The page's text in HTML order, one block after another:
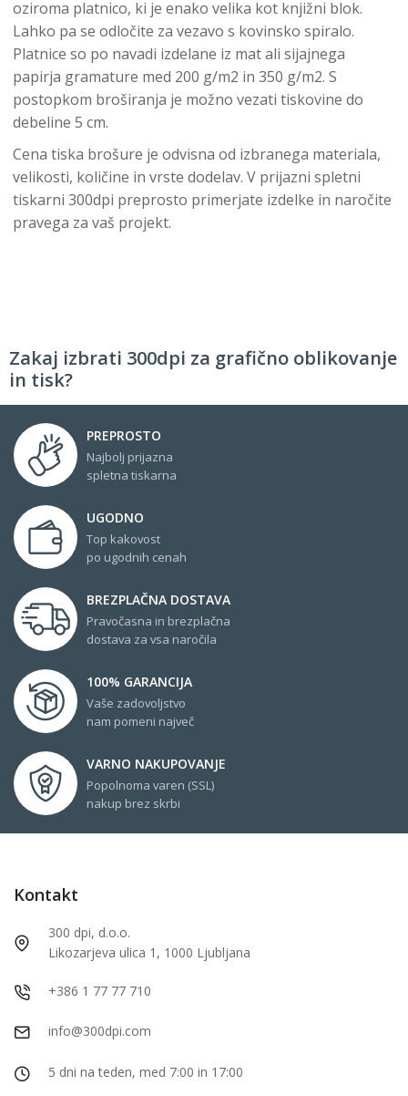
oziroma platnico, ki je enako velika kot knjižni blok.
Lahko pa se odločite za vezavo s kovinsko spiralo.
Platnice so po navadi izdelane iz mat ali sijajnega
papirja gramature med 200 g/m2 in 350 g/m2. S
postopkom broširanja je možno vezati tiskovine do
debeline 5 cm.
Cena tiska brošure je odvisna od izbranega materiala,
velikosti, količine in vrste dodelav. V prijazni spletni
tiskarni 300dpi preprosto primerjate izdelke in naročite
pravega za vaš projekt.
Zakaj izbrati 300dpi za grafično oblikovanje
in tisk?
PREPROSTO
Najbolj prijazna
spletna tiskarna
UGODNO
Top kakovost
po ugodnih cenah
BREZPLAČNA DOSTAVA
Pravočasna in brezplačna
dostava za vsa naročila
100% GARANCIJA
Vaše zadovoljstvo
nam pomeni največ
VARNO NAKUPOVANJE
Popolnoma varen (SSL)
nakup brez skrbi
Kontakt
300 dpi, d.o.o.
Likozarjeva ulica 1, 1000 Ljubljana
+386 1 77 77 710
info@300dpi.com
5 dni na teden, med 7:00 in 17:00